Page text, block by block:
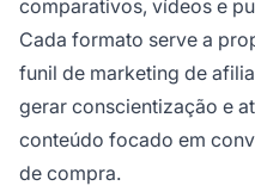
comparativos, vídeos e
Cada formato serve a
funil de marketing de
gerar conscientização e
conteúdo focado em
de compra.